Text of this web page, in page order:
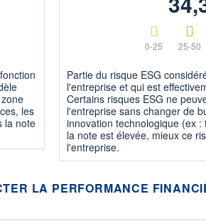
les
la note
25-50
0-25
Partie du risque ESG
l'entreprise et qui est
Certains risques ESG ne
l'entreprise sans changer de
innovation technologique (ex
la note est élevée, mieux ce
l'entreprise.
LA PERFORMANCE